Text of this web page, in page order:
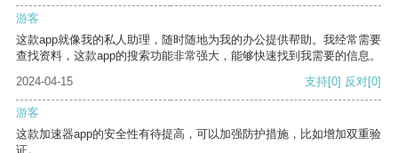
游客
这款app就像我的私人助理，随时随地为我的办公提供帮助。我经常需要
查找资料，这款app的搜索功能非常强大，能够快速找到我需要的信息。
2024-04-15
支持[0] 反对[0]
游客
这款加速器app的安全性有待提高，可以加强防护措施，比如增加双重验
证。